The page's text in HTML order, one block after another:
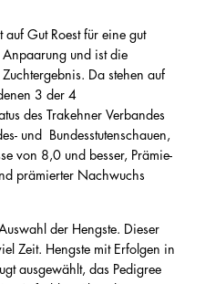
auf Gut Roest für eine gut
und ist die
Da stehen auf
3 der 4
des Trakehner Verbandes
und Bundesstutenschauen,
von 8,0 und besser, Prämie-
prämierter Nachwuchs
der Hengste. Dieser
Zeit. Hengste mit Erfolgen in
ausgewählt, das Pedigree